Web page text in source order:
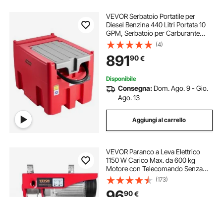
VEVOR Serbatoio Portatile per
Diesel Benzina 440 Litri Portata 10
GPM, Serbatoio per Carburante
Diesel con Pompa di Trasferimento
Elettrica da 12 V, Tubo Flessibile,
Trasporto del Carburante, Rosso
(4)
89190€
Disponibile
Consegna: Dom. Ago. 9 - Gio.
Ago. 13
Aggiungi al carrello
VEVOR Paranco a Leva Elettrico
1150 W Carico Max. da 600 kg
Motore con Telecomando Senza
Filo Distanza da 10m, Paranco
Elettrico a Leva per Sollevamento
Carico Velocità 10 m/min Altezza
(173)
90€